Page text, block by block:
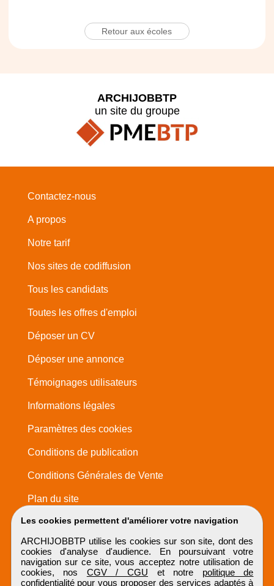
Retour aux écoles
Les cookies permettent d'améliorer votre navigation
ARCHIJOBBTP utilise les cookies sur son site, dont des
cookies d'analyse d'audience. En poursuivant votre
navigation sur ce site, vous acceptez notre utilisation de
cookies, nos CGV / CGU et notre politique de
confidentialitépour vous proposer des services adaptés à
ARCHIJOBBTP
un site du groupe
Contactez-nous
A propos
Notre tarif
Nos sites de codiffusion
Tous les candidats
Toutes les offres d'emploi
Déposer un CV
Déposer une annonce
Témoignages utilisateurs
Informations légales
Paramètres des cookies
Conditions de publication
Conditions Générales de Vente
Plan du site